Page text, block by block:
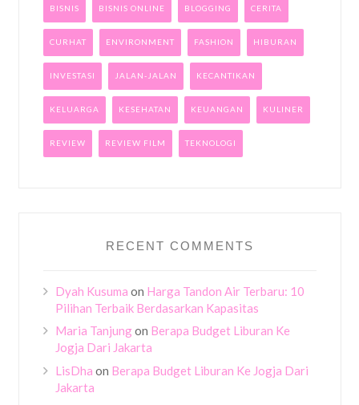
BISNIS BISNIS ONLINE BLOGGING CERITA
CURHAT ENVIRONMENT FASHION HIBURAN
INVESTASI JALAN-JALAN KECANTIKAN
KELUARGA KESEHATAN KEUANGAN KULINER
REVIEW REVIEW FILM TEKNOLOGI
RECENT COMMENTS
Dyah Kusuma on Harga Tandon Air Terbaru: 10
Pilihan Terbaik Berdasarkan Kapasitas
Maria Tanjungon Berapa Budget Liburan Ke
Jogja Dari Jakarta
LisDha on Berapa Budget Liburan Ke Jogja Dari
Jakarta